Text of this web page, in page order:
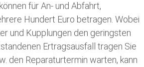
für An- und Abfahrt,
Hundert Euro betragen. Wobei
und Kupplungen den geringsten
Ertragsausfall tragen Sie
den Reparaturtermin warten, kann